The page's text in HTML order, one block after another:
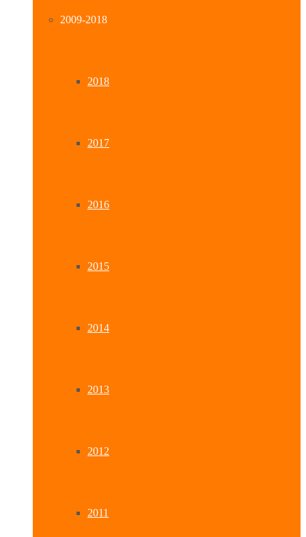
2009-2018
2018
2017
2016
2015
2014
2013
2012
2011